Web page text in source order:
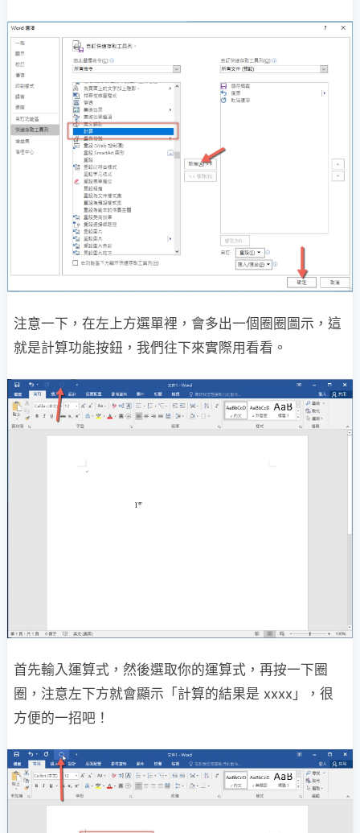
注意一下，在左上方選單裡，會多出一個圈圈圖示，這
就是計算功能按鈕，我們往下來實際用看看。
首先輸入運算式，然後選取你的運算式，再按一下圈
圈，注意左下方就會顯示「計算的結果是 xxxx」，很
方便的一招吧！